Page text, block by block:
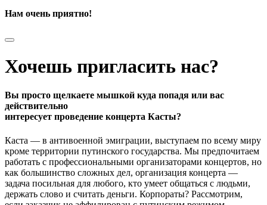
Нам очень приятно!
Хочешь пригласить нас?
Вы просто щелкаете мышкой куда попадя или вас
действительно
интересует проведение концерта Касты?
Каста — в антивоенной эмиграции, выступаем по всему миру
кроме территории путинского государства. Мы предпочитаем
работать с профессиональными организаторами концертов, но
как большинство сложных дел, организация концерта —
задача посильная для любого, кто умеет общаться с людьми,
держать слово и считать деньги. Корпораты? Рассмотрим,